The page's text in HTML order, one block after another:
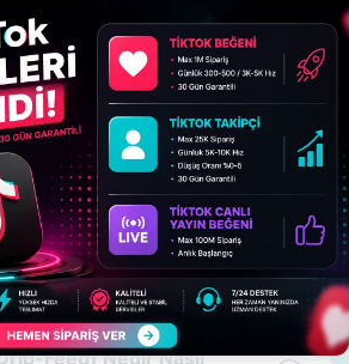
Nasıl Yapılır?
Nasıl Yapılır?
Feed) Nedir Nasıl